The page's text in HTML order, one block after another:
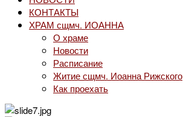
КОНТАКТЫ
ХРАМ сщмч. ИОАННА
О храме
Новости
Расписание
Житие сщмч. Иоанна Рижского
Как проехать